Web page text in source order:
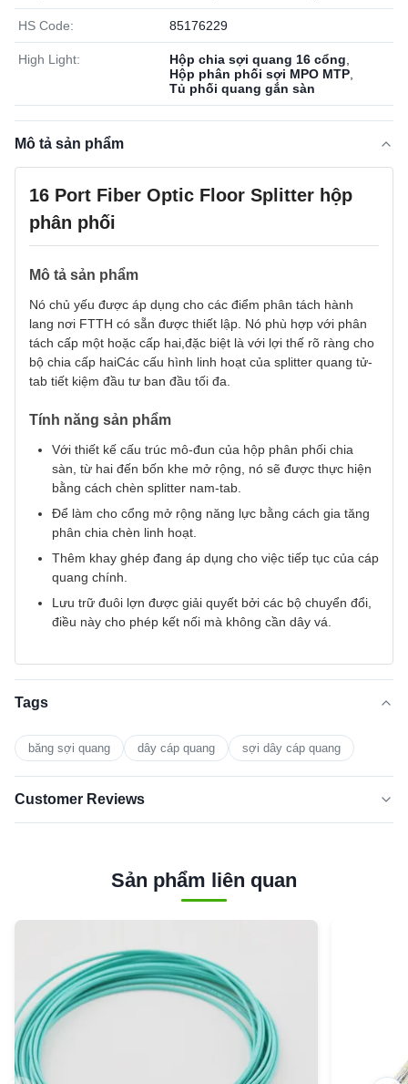
HS Code: 85176229
High Light: Hộp chia sợi quang 16 cổng
Hộp phân phối sợi MPO MTP
Tủ phối quang gắn sàn
Mô tả sản phẩm
16 Port Fiber Optic Floor Splitter hộp
phân phối
Mô tả sản phẩm
Nó chủ yếu được áp dụng cho các điểm phân tách hành
lang nơi FTTH có sẵn được thiết lập. Nó phù hợp với phân
tách cấp một hoặc cấp hai,đặc biệt là với lợi thế rõ ràng cho
bộ chia cấp haiCác cấu hình linh hoạt của splitter quang tử-
tab tiết kiệm đầu tư ban đầu tối đa.
Tính năng sản phẩm
Với thiết kế cấu trúc mô-đun của hộp phân phối chia
sàn, từ hai đến bốn khe mở rộng, nó sẽ được thực hiện
bằng cách chèn splitter nam-tab.
Để làm cho cổng mở rộng năng lực bằng cách gia tăng
phân chia chèn linh hoạt.
Thêm khay ghép đang áp dụng cho việc tiếp tục của cáp
quang chính.
Lưu trữ đuôi lợn được giải quyết bởi các bộ chuyển đổi,
điều này cho phép kết nối mà không cần dây vá.
Tags
băng sợi quang dây cáp quang sợi dây cáp quang
Customer Reviews
5 SAO
8
8/12 /24/48 Cores OM3 OM4 LSZH MPO MTP Fiber
Optic Patch Cable
Sản phẩm liên quan